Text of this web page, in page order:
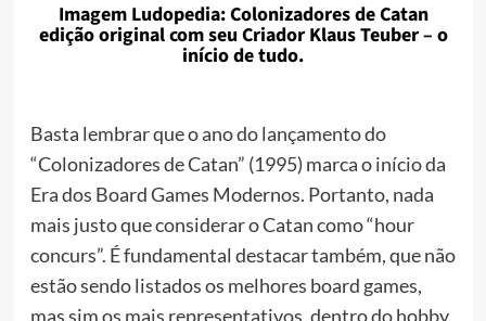
Imagem Ludopedia: Colonizadores de Catan
edição original com seu Criador Klaus Teuber – o
início de tudo.
Basta lembrar que o ano do lançamento do
“Colonizadores de Catan” (1995) marca o início da
Era dos Board Games Modernos. Portanto, nada
mais justo que considerar o Catan como “hour
concurs”. É fundamental destacar também, que não
estão sendo listados os melhores board games,
mas sim os mais representativos, dentro do hobby.